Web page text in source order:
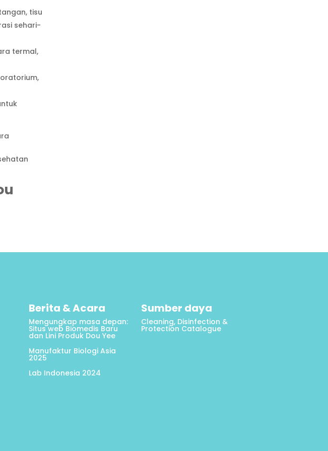
tisu
sehari-
termal,
Berita & Acara
Mengungkap masa depan:
Situs web Biomedis Baru
dan Lini Produk Dou Yee
Manufaktur Biologi Asia
2025
Lab Indonesia 2024
Sumber daya
Cleaning, Disinfection &
Protection Catalogue